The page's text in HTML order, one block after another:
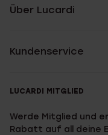
Über Lucardi
Kundenservice
LUCARDI MITGLIED
Werde Mitglied und
Rabatt auf all deine